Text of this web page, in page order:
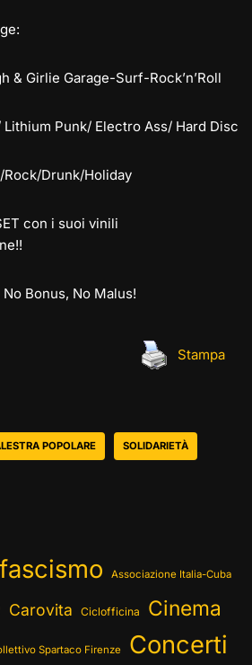
& Girlie Garage-Surf-Rock’n’Roll
Lithium Punk/ Electro Ass/ Hard Disc
Rock/Drunk/Holiday
con i suoi vinili
Bonus, No Malus!
Stampa
POPOLARE SOLIDARIETÀ
Associazione Italia-Cuba
Carovita Ciclofficina Cinema
Spartaco Firenze Concerti